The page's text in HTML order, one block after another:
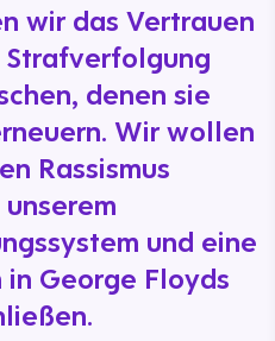
wir das Vertrauen
denen sie
Wir wollen
Rassismus
und eine
George Floyds